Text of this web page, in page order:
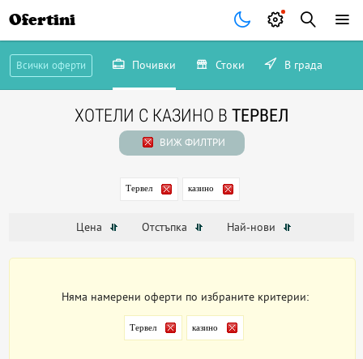
Ofertini
Всички оферти Почивки Стоки В града
ХОТЕЛИ С КАЗИНО В ТЕРВЕЛ
ВИЖ ФИЛТРИ
Тервел казино
Цена Отстъпка Най-нови
Няма намерени оферти по избраните критерии:
Тервел казино